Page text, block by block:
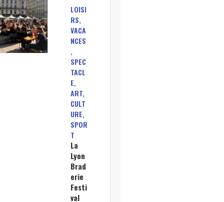
LOISI
RS,
VACA
NCES
,
SPEC
TACL
E,
ART,
CULT
URE,
SPOR
T
La
Lyon
Brad
erie
Festi
val